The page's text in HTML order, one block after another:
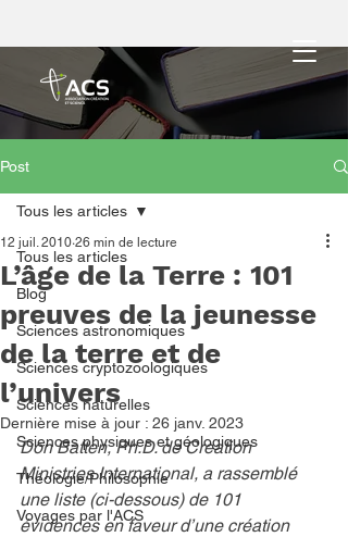
Post
Tous les articles
Blog
Sciences astronomiques
Sciences cryptozoologiques
Sciences naturelles
Sciences physiques et géologiques
Théologie/Philosophie
Voyages par l'ACS
Tous les articles
L’âge de la Terre : 101
preuves de la jeunesse
de la terre et de
l’univers
12 juil. 2010 26 min de lecture
Dernière mise à jour : 26 janv. 2023
Don Batten, Ph.D. de Creation
Ministries International, a rassemblé
une liste (ci-dessous) de 101
évidences en faveur d’une création